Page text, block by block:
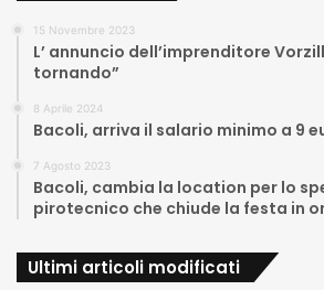
15 Novembre 2023
L’ annuncio dell’imprenditore
tornando”
8 Aprile 2024
Bacoli, arriva il salario minimo a 9
7 Agosto 2023
Bacoli, cambia la location per lo
pirotecnico che chiude la festa in
Ultimi articoli modificati